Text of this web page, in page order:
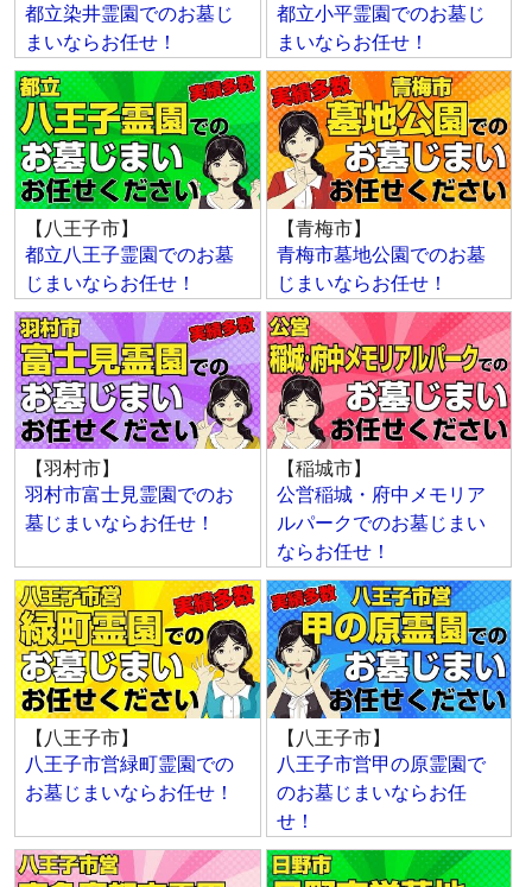
都立染井霊園でのお墓じ
まいならお任せ！
都立小平霊園でのお墓じ
まいならお任せ！
【八王子市】
都立八王子霊園でのお墓
じまいならお任せ！
【青梅市】
青梅市墓地公園でのお墓
じまいならお任せ！
【羽村市】
羽村市富士見霊園でのお
墓じまいならお任せ！
【稲城市】
公営稲城・府中メモリア
ルパークでのお墓じまい
ならお任せ！
【八王子市】
八王子市営緑町霊園での
お墓じまいならお任せ！
【八王子市】
八王子市営甲の原霊園で
のお墓じまいならお任
せ！